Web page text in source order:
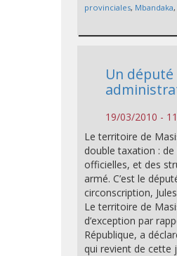
provinciales, Mbandaka,
Un
19/03/2010 -
Le territoire de
double taxation :
officielles, et des
armé. C’est le
circonscription,
Le territoire de
d’exception par
République, a
qui revient de cette